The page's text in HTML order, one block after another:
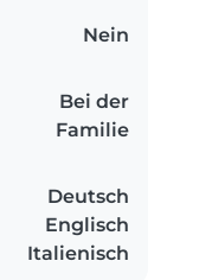
Nein
Bei der
Familie
Deutsch
Englisch
Italienisch